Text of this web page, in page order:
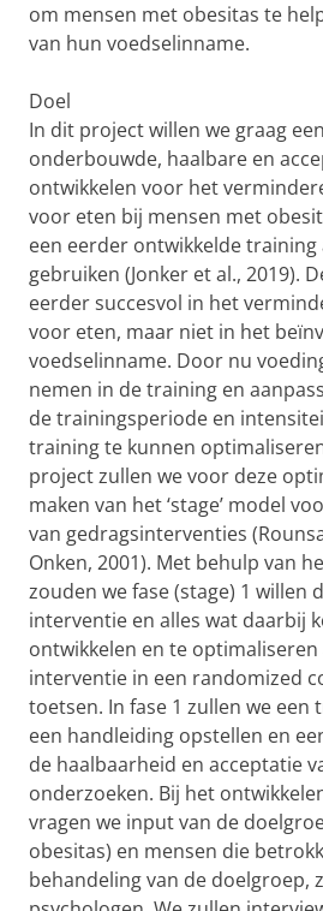
om mensen met obesitas te
van hun voedselinname.
Doel
In dit project willen we graag
onderbouwde, haalbare en
ontwikkelen voor het
voor eten bij mensen met
een eerder ontwikkelde
gebruiken (Jonker et al., 2019).
eerder succesvol in het
voor eten, maar niet in het
voedselinname. Door nu
nemen in de training en
de trainingsperiode en
training te kunnen
project zullen we voor deze
maken van het ‘stage’ model
van gedragsinterventies
Onken, 2001). Met behulp van
zouden we fase (stage) 1 willen
interventie en alles wat daarbij
ontwikkelen en te
interventie in een randomized
toetsen. In fase 1 zullen we een
een handleiding opstellen en
de haalbaarheid en acceptatie
onderzoeken. Bij het
vragen we input van de
obesitas) en mensen die
behandeling van de doelgroep,